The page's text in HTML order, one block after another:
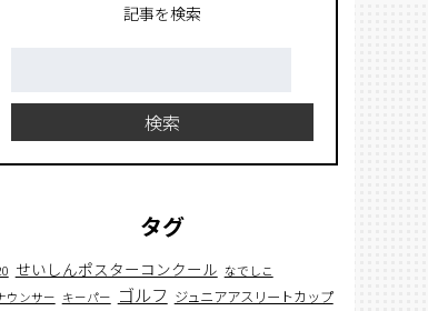
記事を検索
検索
タグ
せいしんポスターコンクール なでしこ
ウンサー キーパー ゴルフ ジュニアアスリートカップ